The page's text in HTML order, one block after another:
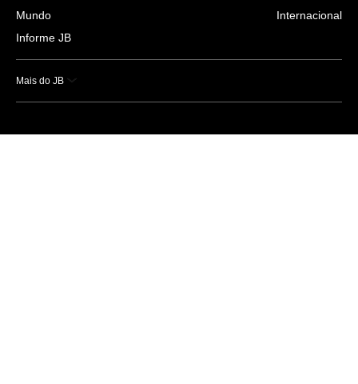
Mundo
Informe JB
Internacional
Mais do JB
Esportes